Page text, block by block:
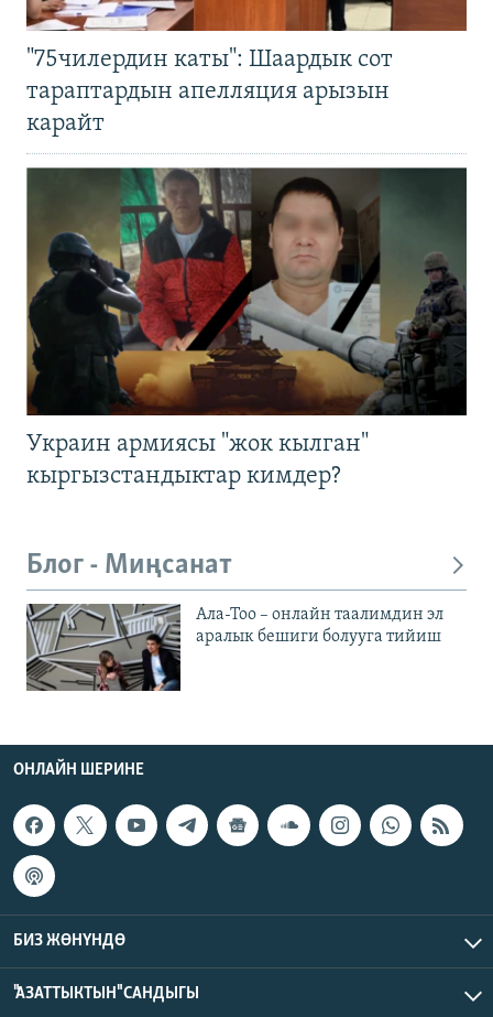
"75чилердин каты": Шаардык сот
тараптардын апелляция арызын
карайт
Украин армиясы "жок кылган"
кыргызстандыктар кимдер?
Блог - Миңсанат
Ала-Тоо – онлайн таалимдин эл
аралык бешиги болууга тийиш
ОНЛАЙН ШЕРИНЕ
БИЗ ЖӨНҮНДӨ
"АЗАТТЫКТЫН" САНДЫГЫ